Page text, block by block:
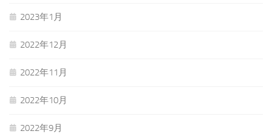
2023年1月
2022年12月
2022年11月
2022年10月
2022年9月